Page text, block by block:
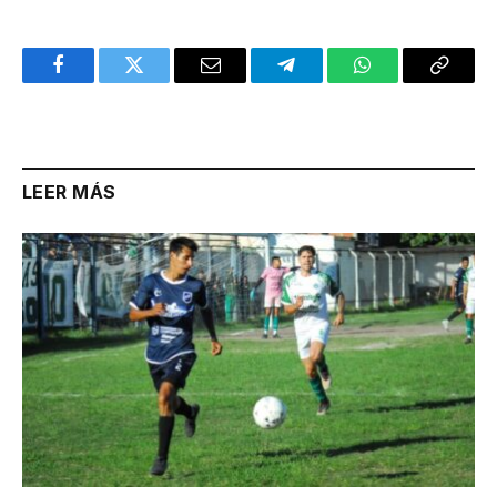
FacebookTwitter Email TelegramWhatsAppCopy
LEER MÁS